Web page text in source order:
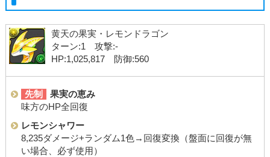
黄天の果実・レモンドラゴン
ターン:1 攻撃:-
HP:1,025,817 防御:560
先制
果実の恵み
味方のHP全回復
レモンシャワー
8,235ダメージ+ランダム1色→回復変換（盤面に回復が無
い場合、必ず使用）